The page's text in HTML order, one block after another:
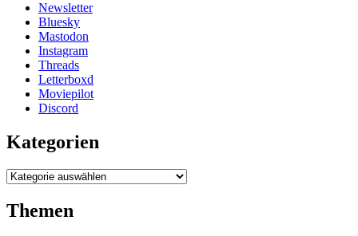
Newsletter
Bluesky
Mastodon
Instagram
Threads
Letterboxd
Moviepilot
Discord
Kategorien
Kategorien
Themen